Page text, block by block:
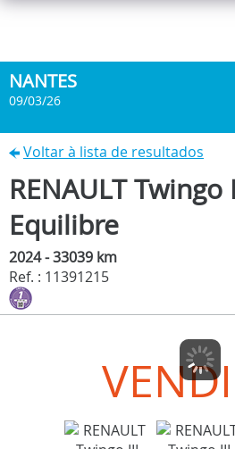
NANTES
09/03/26
Voltar à lista de resultados
RENAULT Twingo
Equilibre
2024 - 33039 km
Ref. : 11391215